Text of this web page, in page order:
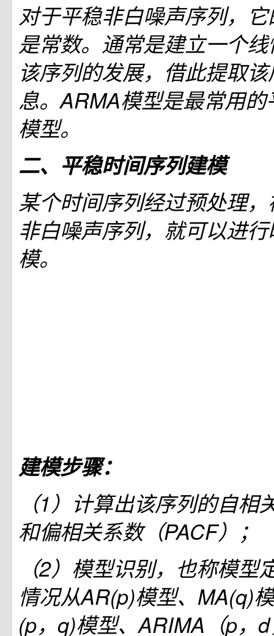
对于平稳非白噪声序列，
是常数。通常是建立一个
该序列的发展，借此提取
息。ARMA模型是最常用
模型。
二、平稳时间序列建模
某个时间序列经过预处理
非白噪声序列，就可以进
模。
建模步骤：
（1）计算出该序列的自相
和偏相关系数（PACF）；
（2）模型识别，也称模型
情况从AR(p)模型、MA(q)
(p，q)模型、ARIMA（p，